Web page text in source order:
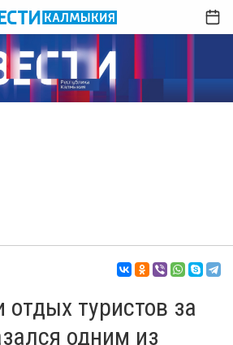
туристов за
одним из